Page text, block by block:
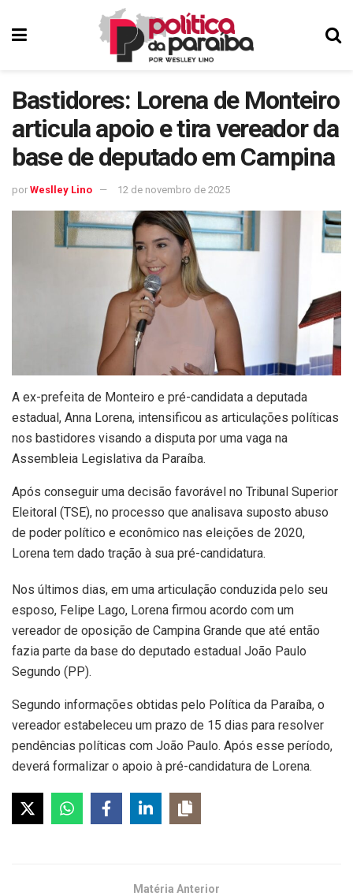
Bastidores: Lorena de Monteiro
articula apoio e tira vereador da
base de deputado em Campina
por Weslley Lino 12 de novembro de 2025
A ex-prefeita de Monteiro e pré-candidata a deputada
estadual, Anna Lorena, intensificou as articulações políticas
nos bastidores visando a disputa por uma vaga na
Assembleia Legislativa da Paraíba.
Após conseguir uma decisão favorável no Tribunal Superior
Eleitoral (TSE), no processo que analisava suposto abuso
de poder político e econômico nas eleições de 2020,
Lorena tem dado tração à sua pré-candidatura.
Nos últimos dias, em uma articulação conduzida pelo seu
esposo, Felipe Lago, Lorena firmou acordo com um
vereador de oposição de Campina Grande que até então
fazia parte da base do deputado estadual João Paulo
Segundo (PP).
Segundo informações obtidas pelo Política da Paraíba, o
vereador estabeleceu um prazo de 15 dias para resolver
pendências políticas com João Paulo. Após esse período,
deverá formalizar o apoio à pré-candidatura de Lorena.
Matéria Anterior